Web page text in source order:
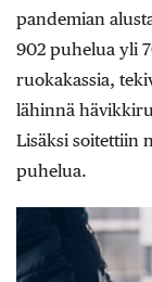
pandemian
902 puhelua yli
ruokakassia,
lähinnä
Lisäksi soitettiin
puhelua.